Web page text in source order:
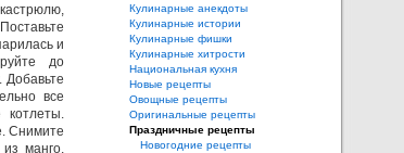
и
до
Добавьте
все
Снимите
манго,
Кулинарные анекдоты
Кулинарные истории
Кулинарные фишки
Кулинарные хитрости
Национальная кухня
Новые рецепты
Овощные рецепты
Оригинальные рецепты
Праздничные рецепты
Новогодние рецепты